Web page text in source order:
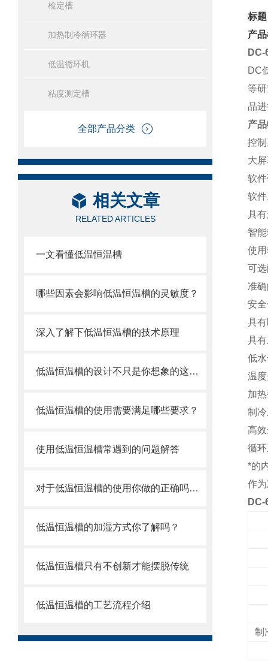
检定槽
加热制冷循环器
低温循环机
粘度测定槽
全部产品分类
相关文章
RELATED ARTICLES
一文看懂低温恒温槽
哪些因素会影响低温恒温槽的灵敏度？
深入了解下低温恒温槽的技术原理
低温恒温槽的设计不只是你想象的这么简单
低温恒温槽的使用需要满足哪些要求？
使用低温恒温槽常遇到的问题解答
对于低温恒温槽的使用你做的正确吗？看这里
低温恒温槽的加湿方式你了解吗？
低温恒温槽只有不创新才能摆脱传统
低温恒温槽的工艺流程介绍
标
产
DC
等
品
产
控
大
软
软
具
智
使
可
准
安
具
具
低
温
加
制
高
循
*的
作
制